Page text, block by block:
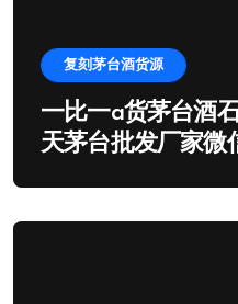
复刻茅台酒货源
一比一a货茅台酒
天茅台批发厂家微